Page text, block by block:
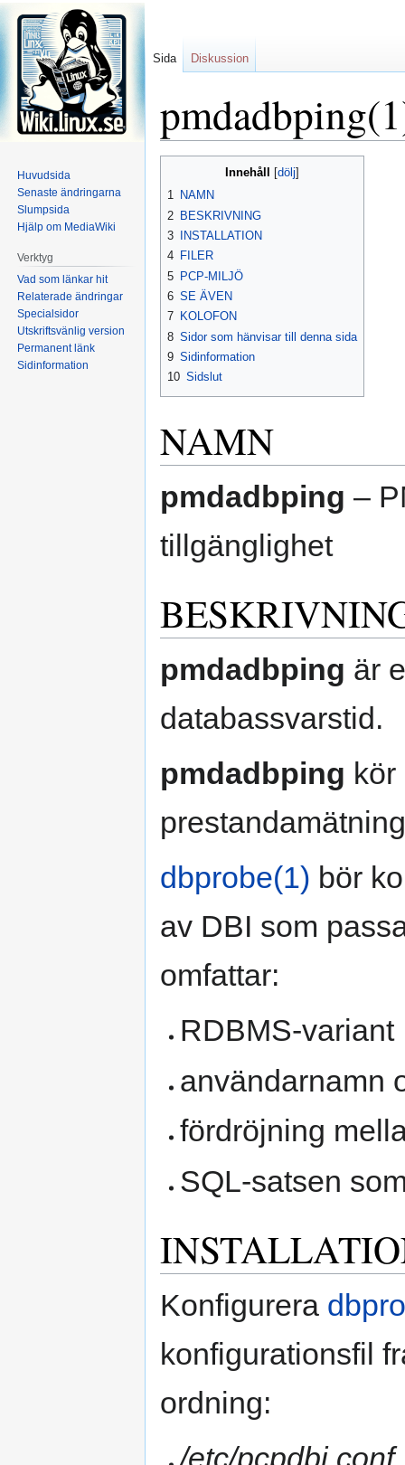
Innehåll
1 NAMN
2 BESKRIVNING
3
INSTALLATION
4 FILER
5 PCP-MILJÖ
6 SE ÄVEN
7 KOLOFON
8 Sidor som hänvisar till denna sida
9 Sidinformation
10 Sidslut
NAMN
pmdadbping –
tillgänglighet
pmdadbping är
databassvarstid.
pmdadbping kör
dbprobe(1) bör
av DBI som
omfattar:
RDBMS-variant
användarnamn
fördröjning
SQL-satsen
Konfigurera
konfigurationsfil
ordning:
/etc/pcpdbi.conf
Sida Diskussion
Huvudsida
Senaste ändringarna
Slumpsida
Hjälp om MediaWiki
Verktyg
Vad som länkar hit
Relaterade ändringar
Specialsidor
Utskriftsvänlig version
Permanent länk
Sidinformation